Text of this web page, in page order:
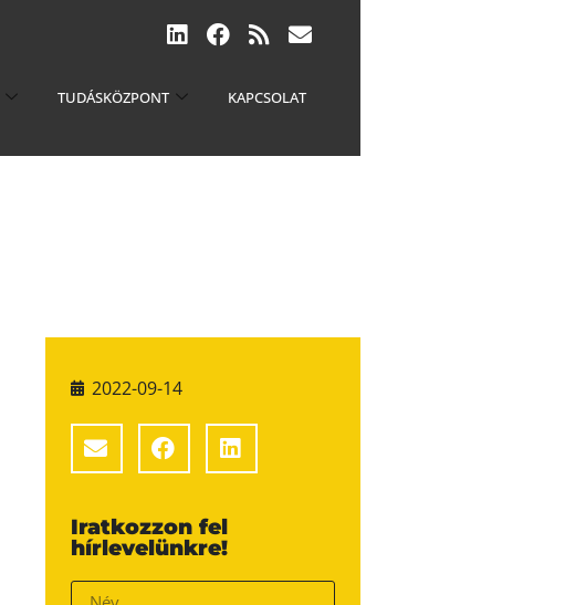
TUDÁSKÖZPONT KAPCSOLAT
2022-09-14
Iratkozzon fel
hírlevelünkre!